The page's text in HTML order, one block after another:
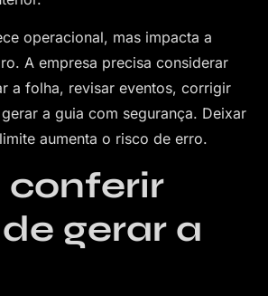
operacional, mas impacta a
A empresa precisa considerar
a folha, revisar eventos, corrigir
a guia com segurança. Deixar
aumenta o risco de erro.
conferir
gerar a